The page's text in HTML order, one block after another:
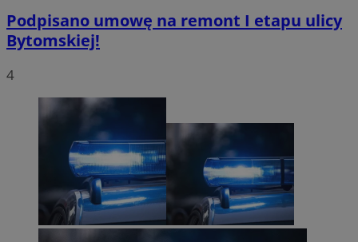
Podpisano umowę na remont I etapu ulicy
Bytomskiej!
4